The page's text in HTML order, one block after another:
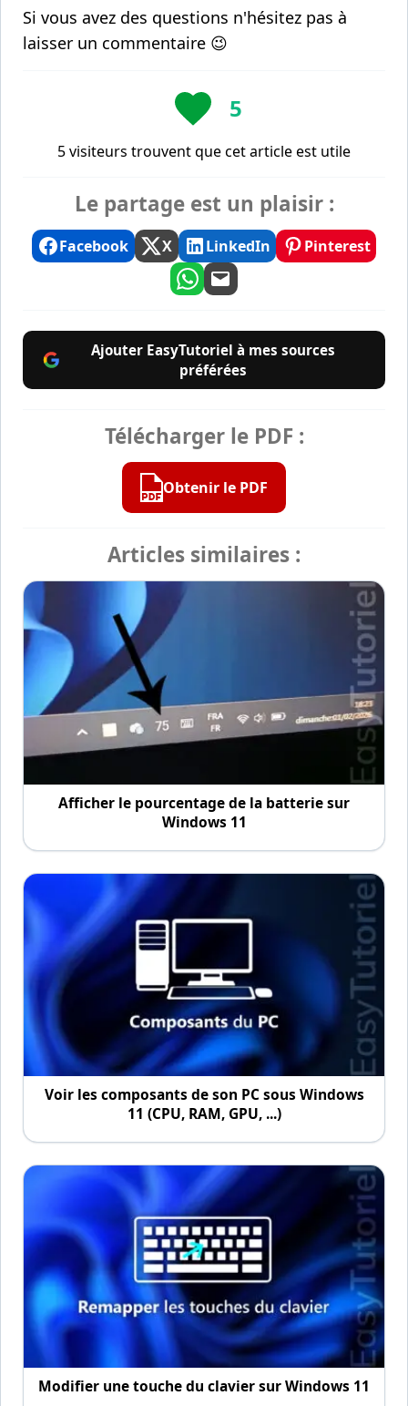
Si vous avez des questions n'hésitez pas à
laisser un commentaire 😉
5
5 visiteurs trouvent que cet article est utile
Le partage est un plaisir :
Facebook X LinkedIn Pinterest
Ajouter EasyTutoriel à mes sources
préférées
Télécharger le PDF :
Obtenir le PDF
Articles similaires :
Afficher le pourcentage de la batterie sur
Windows 11
Voir les composants de son PC sous Windows
11 (CPU, RAM, GPU, ...)
Modifier une touche du clavier sur Windows 11